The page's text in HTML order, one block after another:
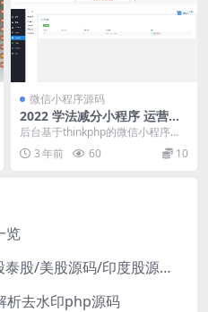
微信小程序源码
2022 学法减分小程序 运营级
源码
后台基于thinkphp的微信小程序源
码，某宝1000买的学法减分助手小
程序前端...
3 年前 60 10
览
海外股票交易源码/港股泰股/美股源码/印度股源码/马拉西亚股票源码/国际股票配资
析去水印php源码